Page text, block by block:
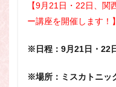
【9月21日・22日、関
ー講座を開催します！】
※日程：9月21日・22
※場所：ミスカトニッ
ヒプノセラピー